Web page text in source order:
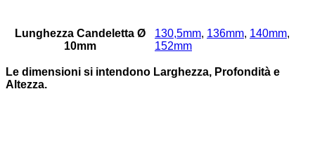
Lunghezza Candeletta Ø
10mm
130,5mm, 136mm, 140mm,
152mm
Le dimensioni si intendono Larghezza, Profondità e
Altezza.